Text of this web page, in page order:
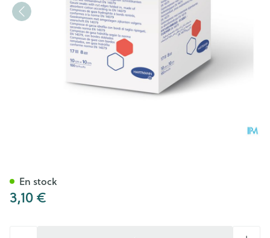
3,10 €
En stock